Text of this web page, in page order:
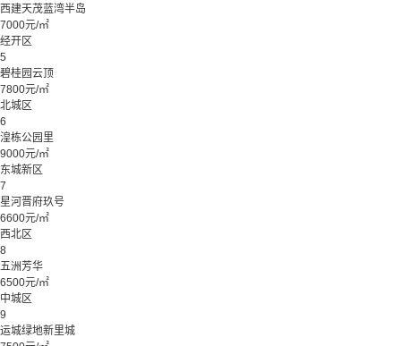
西建天茂蓝湾半岛
7000元/㎡
经开区
5
碧桂园云顶
7800元/㎡
北城区
6
湟栋公园里
9000元/㎡
东城新区
7
星河晋府玖号
6600元/㎡
西北区
8
五洲芳华
6500元/㎡
中城区
9
运城绿地新里城